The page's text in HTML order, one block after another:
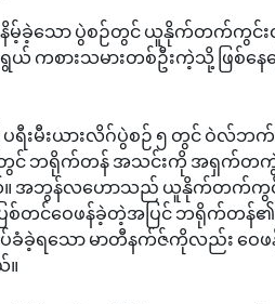
မ့်ခဲ့သော ပွဲစဉ်တွင် ယူနိုက်တက်ကွင်
စားသမားတစ်ဦးကဲ့သို့ ဖြစ်နေက
းယားလိဂ်ပွဲစဉ် ၅ တွင် ဝဲလ်ဘက်၊
ဒ်တွင် ဘရိုက်တန် အသင်းကို အရှက်တကွဲ
။ အဘွန်လဟောသည် ယူနိုက်တက်ကွ
ြစ်တင်ဝေဖန်ခဲ့တဲ့အပြင် ဘရိုက်တ
ပ်ခံခဲ့ရသော မာတီနက်ဇ်ကိုလည်း ဝေ
။